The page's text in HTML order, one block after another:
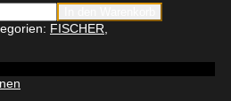
FISCHER